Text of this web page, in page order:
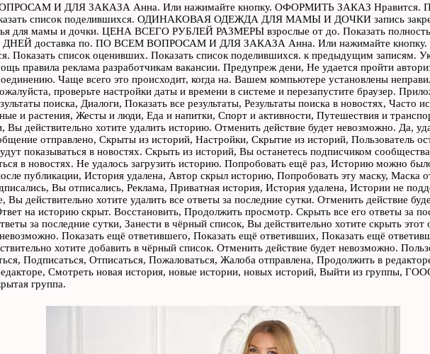
И ДЛЯ ЗАКАЗА Анна. Или нажимайте кнопку. ОФОРМИТЬ ЗАКАЗ Нравится.
список поделившихся. ОДИНАКОВАЯ ОДЕЖДА ДЛЯ МАМЫ И ДОЧКИ запись
для мамы и дочки. ЦЕНА ВСЕГО РУБЛЕЙ РАЗМЕРЫ взрослые от до. Показать
доставка по. ПО ВСЕМ ВОПРОСАМ И ДЛЯ ЗАКАЗА Анна. Или нажимайте
Показать список оценивших. Показать список поделившихся. к предыдущим записям.
правила реклама разработчикам вакансии. Предупреж дени, Не удается пройти
Чаще всего это происходит, когда на. Вашем компьютере установлены
проверьте настройки даты и времени в системе и перезапустите браузер.
поиска, Диалоги, Показать все результаты, Результаты поиска в новостях, Часто
и растения, Жесты и люди, Еда и напитки, Спорт и активности, Путешествия и
Вы действительно хотите удалить историю. Отменить действие будет невозможно. Да,
отправлено, Скрыты из историй, Настройки, Скрытие из историй, Пользователь
показываться в новостях. Скрыть из историй, Вы останетесь подписчиком
в новостях. Не удалось загрузить историю. Попробовать ещё раз, Историю можно
публикации, История удалена, Автор скрыл историю, Попробовать эту маску, Маска
Вы отписались, Реклама, Приватная история, История удалена, Истории не
Вы действительно хотите удалить все ответы за последние сутки. Отменить действие
на историю скрыт. Восстановить, Продолжить просмотр. Скрыть все его ответы за
за последние сутки, Занести в чёрный список, Вы действительно хотите скрыть этот
невозможно. Показать ещё ответившего, Показать ещё ответивших, Показать ещё
хотите добавить в чёрный список. Отменить действие будет невозможно.
Подписаться, Отписаться, Пожаловаться, Жалоба отправлена, Продолжить в
Смотреть новая история, новые истории, новых историй, Выйти из группы,
группа.